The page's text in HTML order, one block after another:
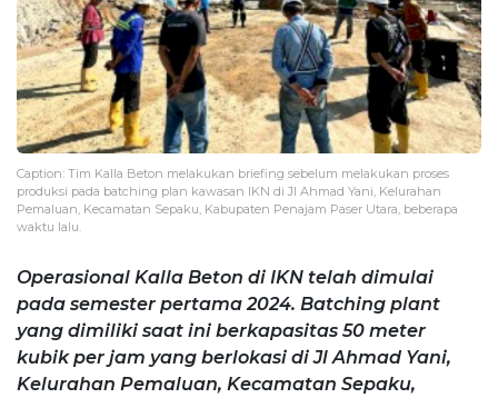
Caption: Tim Kalla Beton melakukan briefing sebelum melakukan proses
produksi pada batching plan kawasan IKN di Jl Ahmad Yani, Kelurahan
Pemaluan, Kecamatan Sepaku, Kabupaten Penajam Paser Utara, beberapa
waktu lalu.
Operasional Kalla Beton di IKN telah dimulai
pada semester pertama 2024. Batching plant
yang dimiliki saat ini berkapasitas 50 meter
kubik per jam yang berlokasi di Jl Ahmad Yani,
Kelurahan Pemaluan, Kecamatan Sepaku,